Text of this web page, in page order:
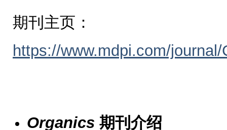
期刊主页：
https://www.mdpi.com/
Organics 期刊介绍